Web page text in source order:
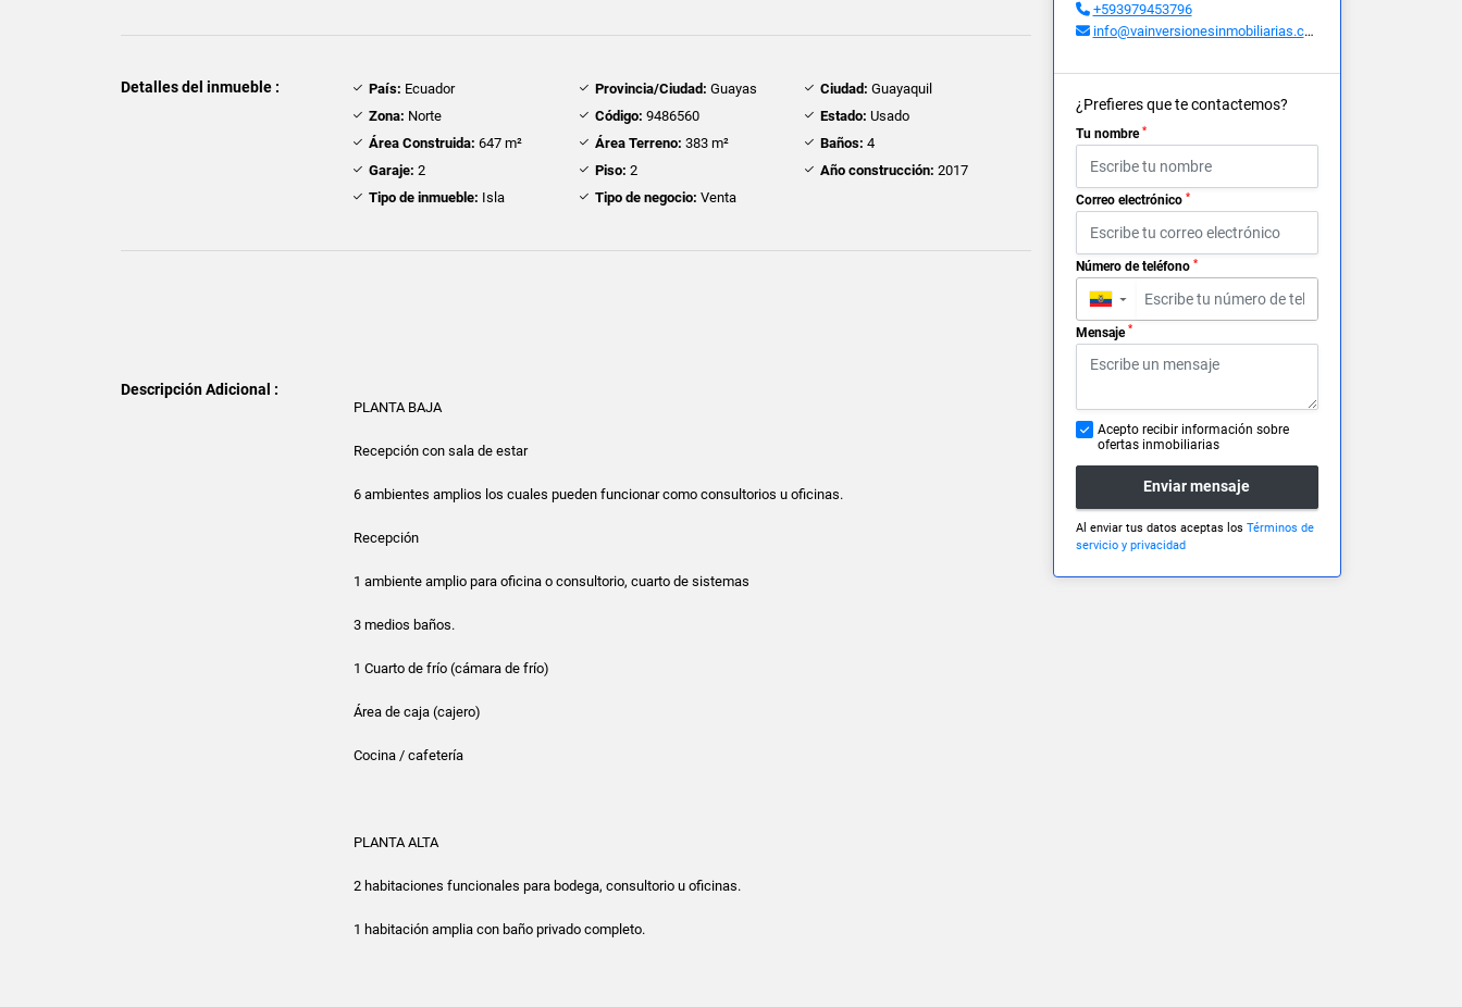
Detalles del inmueble : País: Ecuador Provincia/Ciudad: Guayas Ciudad: Guayaquil
Zona: Norte Código: 9486560 Estado: Usado
Área Construida: 647 m² Área Terreno: 383 m² Baños: 4
Garaje: 2 Piso: 2 Año construcción: 2017
Tipo de inmueble: Isla Tipo de negocio: Venta
Descripción Adicional :
PLANTA BAJA
Recepción con sala de estar
6 ambientes amplios los cuales pueden funcionar como consultorios u oficinas.
Recepción
1 ambiente amplio para oficina o consultorio, cuarto de sistemas
3 medios baños.
1 Cuarto de frío (cámara de frío)
Área de caja (cajero)
Cocina / cafetería
PLANTA ALTA
2 habitaciones funcionales para bodega, consultorio u oficinas.
1 habitación amplia con baño privado completo.
+593979453796
info@vainversionesinmobiliarias.com
¿Prefieres que te contactemos?
Tu nombre *
Correo electrónico *
Número de teléfono *
▼
Mensaje *
Acepto recibir información sobre
ofertas inmobiliarias
Enviar mensaje
Al enviar tus datos aceptas los Términos de
servicio y privacidad